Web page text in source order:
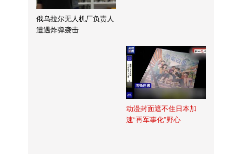
俄乌拉尔无人机厂负责人
遭遇炸弹袭击
动漫封面遮不住日本加
速“再军事化”野心